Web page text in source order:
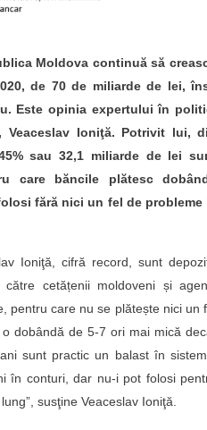
de stat
politici locale din
transparența instituțiilor
civile
Moldova continuă să
de 70 de miliarde de lei,
Este opinia expertului în
Veaceslav Ioniţă. Potrivit lui,
sau 32,1 miliarde de lei
care băncile plătesc
fără nici un fel de probleme
Ioniţă, cifră record, sunt
cetățenii moldoveni și
pentru care nu se plătește nici un
dobândă de 5-7 ori mai mică
sunt practic un balast în
în conturi, dar nu-i pot folosi
susţine Veaceslav Ioniţă.